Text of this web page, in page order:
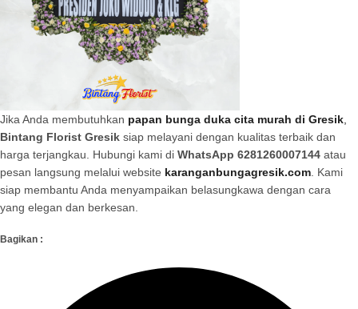
Jika Anda membutuhkan papan bunga duka cita murah di Gresik
Bintang Florist Gresik siap melayani dengan kualitas terbaik dan
harga terjangkau. Hubungi kami di WhatsApp 6281260007144 atau
pesan langsung melalui website karanganbungagresik.com . Kami
siap membantu Anda menyampaikan belasungkawa dengan cara
yang elegan dan berkesan.
Bagikan :